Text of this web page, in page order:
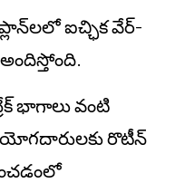
ఐచ్ఛిక వేర్-
భాగాలు వంటి
రొటీన్